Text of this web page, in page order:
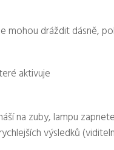
mohou dráždit dásně,
aktivuje
na zuby, lampu
výsledků